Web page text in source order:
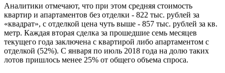
Аналитики отмечают, что при этом средняя стоимость
квартир и апартаментов без отделки - 822 тыс. рублей за
«квадрат», с отделкой цена чуть выше - 857 тыс. рублей за кв.
метр. Каждая вторая сделка за прошедшие семь месяцев
текущего года заключена с квартирой либо апартаментом с
отделкой (52%). С января по июль 2018 года на долю таких
лотов пришлось менее 25% от общего объема спроса.